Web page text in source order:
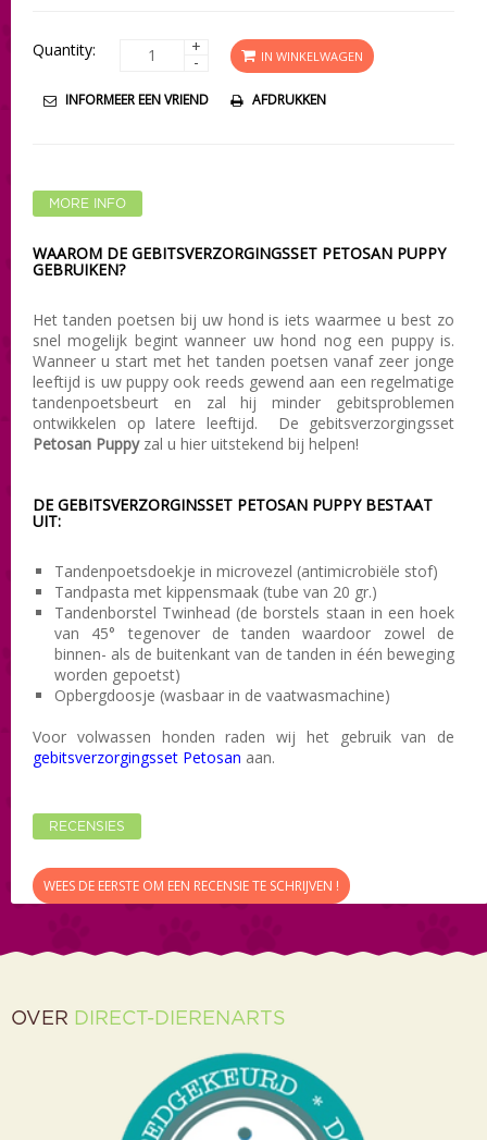
Quantity: +
- IN WINKELWAGEN
INFORMEER EEN VRIEND AFDRUKKEN
MORE INFO
WAAROM DE GEBITSVERZORGINGSSET PETOSAN PUPPY
GEBRUIKEN?
Het tanden poetsen bij uw hond is iets waarmee u best zo
snel mogelijk begint wanneer uw hond nog een puppy is.
Wanneer u start met het tanden poetsen vanaf zeer jonge
leeftijd is uw puppy ook reeds gewend aan een regelmatige
tandenpoetsbeurt en zal hij minder gebitsproblemen
ontwikkelen op latere leeftijd. De gebitsverzorgingsset
Petosan Puppyzal u hier uitstekend bij helpen!
DE GEBITSVERZORGINSSET PETOSAN PUPPY BESTAAT
UIT:
Tandenpoetsdoekje in microvezel (antimicrobiële stof)
Tandpasta met kippensmaak (tube van 20 gr.)
Tandenborstel Twinhead (de borstels staan in een hoek
van 45° tegenover de tanden waardoor zowel de
binnen- als de buitenkant van de tanden in één beweging
worden gepoetst)
Opbergdoosje (wasbaar in de vaatwasmachine)
Voor volwassen honden raden wij het gebruik van de
gebitsverzorgingsset Petosan aan.
RECENSIES
WEES DE EERSTE OM EEN RECENSIE TE SCHRIJVEN !
OVER DIRECT-DIERENARTS